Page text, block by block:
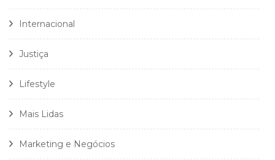
Internacional
Justiça
Lifestyle
Mais Lidas
Marketing e Negócios